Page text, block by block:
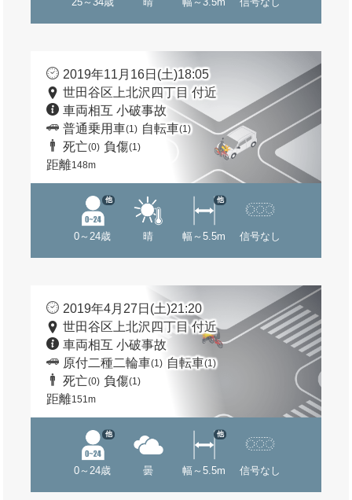
2019年11月16日(土)18:05
世田谷区上北沢四丁目 付近
車両相互 小破事故
普通乗用車(1) 自転車(1)
死亡(0) 負傷(1)
距離148m
0～24歳
他
晴 幅～5.5m
他
信号なし
2019年4月27日(土)21:20
世田谷区上北沢四丁目 付近
車両相互 小破事故
原付二種二輪車(1) 自転車(1)
死亡(0) 負傷(1)
距離151m
0～24歳
他
曇 幅～5.5m
他
信号なし